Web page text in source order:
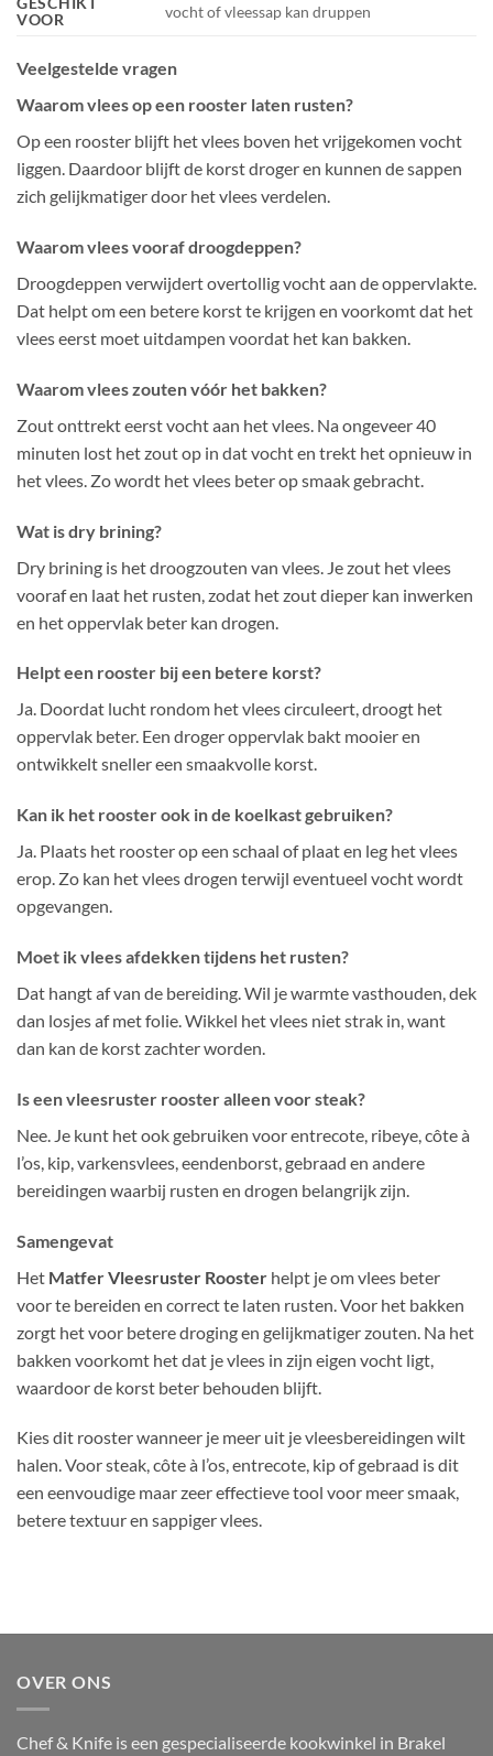
VOOR
vocht of vleessap kan druppen
Veelgestelde vragen
Waarom vlees op een rooster laten rusten?
Op een rooster blijft het vlees boven het vrijgekomen vocht
liggen. Daardoor blijft de korst droger en kunnen de sappen
zich gelijkmatiger door het vlees verdelen.
Waarom vlees vooraf droogdeppen?
Droogdeppen verwijdert overtollig vocht aan de oppervlakte.
Dat helpt om een betere korst te krijgen en voorkomt dat het
vlees eerst moet uitdampen voordat het kan bakken.
Waarom vlees zouten vóór het bakken?
Zout onttrekt eerst vocht aan het vlees. Na ongeveer 40
minuten lost het zout op in dat vocht en trekt het opnieuw in
het vlees. Zo wordt het vlees beter op smaak gebracht.
Wat is dry brining?
Dry brining is het droogzouten van vlees. Je zout het vlees
vooraf en laat het rusten, zodat het zout dieper kan inwerken
en het oppervlak beter kan drogen.
Helpt een rooster bij een betere korst?
Ja. Doordat lucht rondom het vlees circuleert, droogt het
oppervlak beter. Een droger oppervlak bakt mooier en
ontwikkelt sneller een smaakvolle korst.
Kan ik het rooster ook in de koelkast gebruiken?
Ja. Plaats het rooster op een schaal of plaat en leg het vlees
erop. Zo kan het vlees drogen terwijl eventueel vocht wordt
opgevangen.
Moet ik vlees afdekken tijdens het rusten?
Dat hangt af van de bereiding. Wil je warmte vasthouden, dek
dan losjes af met folie. Wikkel het vlees niet strak in, want
dan kan de korst zachter worden.
Is een vleesruster rooster alleen voor steak?
Nee. Je kunt het ook gebruiken voor entrecote, ribeye, côte à
l’os, kip, varkensvlees, eendenborst, gebraad en andere
bereidingen waarbij rusten en drogen belangrijk zijn.
Samengevat
Het Matfer Vleesruster Rooster helpt je om vlees beter
voor te bereiden en correct te laten rusten. Voor het bakken
zorgt het voor betere droging en gelijkmatiger zouten. Na het
bakken voorkomt het dat je vlees in zijn eigen vocht ligt,
waardoor de korst beter behouden blijft.
Kies dit rooster wanneer je meer uit je vleesbereidingen wilt
halen. Voor steak, côte à l’os, entrecote, kip of gebraad is dit
een eenvoudige maar zeer effectieve tool voor meer smaak,
betere textuur en sappiger vlees.
OVER ONS
Chef & Knife is een gespecialiseerde kookwinkel in Brakel